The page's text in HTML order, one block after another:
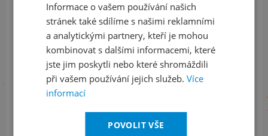
Sledujte nás na sociálních sítích
LinkedInflickr
+420 461 049 232
Informace o vašem používání našich
stránek také sdílíme s našimi reklamními
a analytickými partnery, kteří je mohou
kombinovat s dalšími informacemi, které
jste jim poskytli nebo které shromáždili
při vašem používání jejich služeb. Více
informací
POVOLIT VŠE